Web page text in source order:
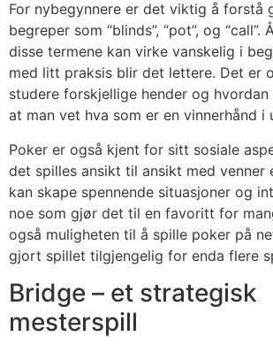
For nybegynnere er det viktig å forstå
begreper som “blinds”, “pot”, og “call”.
disse termene kan virke vanskelig i
med litt praksis blir det lettere. Det er
studere forskjellige hender og hvordan
at man vet hva som er en vinnerhånd i
Poker er også kjent for sitt sosiale
det spilles ansikt til ansikt med venner
kan skape spennende situasjoner og
noe som gjør det til en favoritt for
også muligheten til å spille poker på
gjort spillet tilgjengelig for enda flere
Bridge – et strategisk
mesterspill